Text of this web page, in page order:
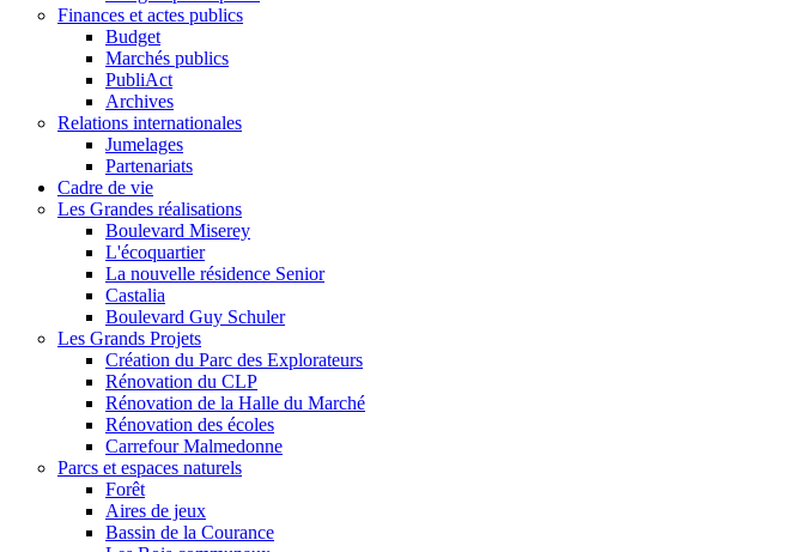
Finances et actes publics
Budget
Marchés publics
PubliAct
Archives
Relations internationales
Jumelages
Partenariats
Cadre de vie
Les Grandes réalisations
Boulevard Miserey
L'écoquartier
La nouvelle résidence Senior
Castalia
Boulevard Guy Schuler
Les Grands Projets
Création du Parc des Explorateurs
Rénovation du CLP
Rénovation de la Halle du Marché
Rénovation des écoles
Carrefour Malmedonne
Parcs et espaces naturels
Forêt
Aires de jeux
Bassin de la Courance